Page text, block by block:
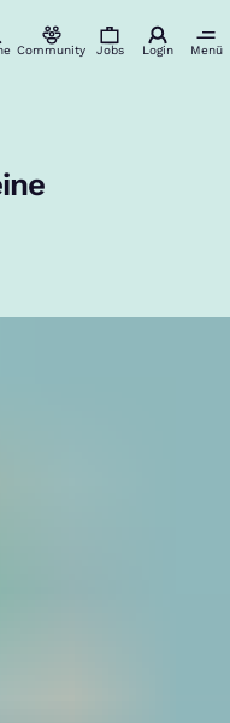
Community Jobs Login Menü